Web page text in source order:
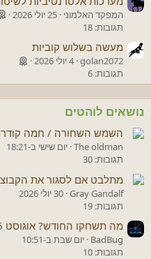
המפקד האלמוני 25 יולי 2026
תגובות: 18
מעשה בשלוש קוביות
golan2072 4 יולי 2026
תגובות: 6
נושאים לוהטים
השמש השחורה / חמה קודרת
The oldman יום שישי ב-18:21
תגובות: 30
מתלבט אם לסגור את
Gray Gandalf 30 יולי 2026
תגובות: 19
מה תשחקו החודש? אוגוסט 2026
BadBug יום שבת ב-10:51
תגובות: 10